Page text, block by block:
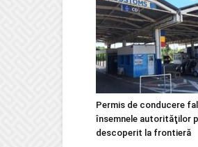
Permis de conducere
însemnele autorităţilor
descoperit la frontieră